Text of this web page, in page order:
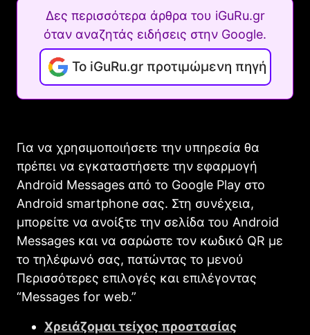
Δες περισσότερα άρθρα του iGuRu.gr
όταν αναζητάς ειδήσεις στην Google.
Το iGuRu.gr προτιμώμενη πηγή
Για να χρησιμοποιήσετε την υπηρεσία θα
πρέπει να εγκαταστήσετε την εφαρμογή
Android Messages από το Google Play στο
Android smartphone σας. Στη συνέχεια,
μπορείτε να ανοίξτε την σελίδα του Android
Messages και να σαρώστε τον κωδικό QR με
το τηλέφωνό σας, πατώντας το μενού
Περισσότερες επιλογές και επιλέγοντας
“Messages for web.”
Χρειάζομαι τείχος προστασίας